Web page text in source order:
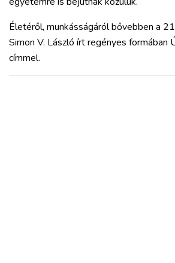
Életéről, munkásságáról bővebben a
Simon V. László írt regényes formában
címmel.